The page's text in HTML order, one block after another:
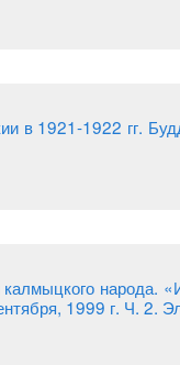
в 1921-1922 гг.
народа.
1999 г. Ч. 2.